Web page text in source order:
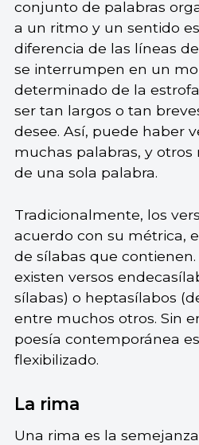
conjunto de palabras
a un ritmo y un sentido
diferencia de las líneas
se interrumpen en un
determinado de la
ser tan largos o tan
desee. Así, puede haber
muchas palabras, y otros
de una sola palabra.
Tradicionalmente, los
acuerdo con su métrica,
de sílabas que
existen versos
sílabas) o heptasílabos
entre muchos otros. Sin
poesía contemporánea
flexibilizado.
La rima
Una rima es la